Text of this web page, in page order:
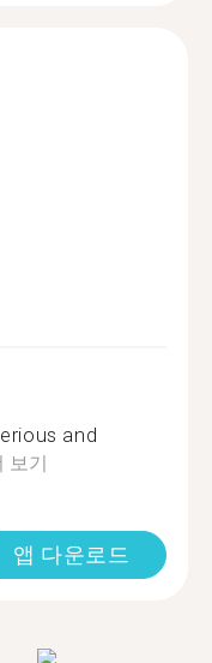
and
보기
앱 다운로드